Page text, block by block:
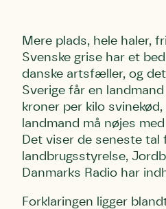
Mere plads, hele haler,
Svenske grise har et
danske artsfæller, og det
Sverige får en
kroner per kilo
landmand må nøjes
Det viser de seneste tal
landbrugsstyrelse,
Danmarks Radio har
Forklaringen ligger